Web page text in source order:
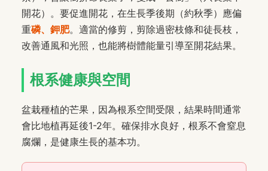
開花）。要促進開花，在生長季後期（約秋季）應偏
重磷、鉀肥。適當的修剪，剪除過密枝條和徒長枝，
改善通風和光照，也能將樹體能量引導至開花結果。
根系健康與空間
盆栽種植的芒果，因為根系空間受限，結果時間通常
會比地植再延後1-2年。確保排水良好，根系不會窒息
腐爛，是健康生長的基本功。